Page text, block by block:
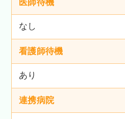
医師待機
なし
看護師待機
あり
連携病院